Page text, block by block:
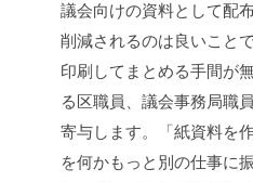
議会向けの資料として配
削減されるのは良いこと
印刷してまとめる手間が
る区職員、議会事務局職
寄与します。「紙資料を
を何かもっと別の仕事に